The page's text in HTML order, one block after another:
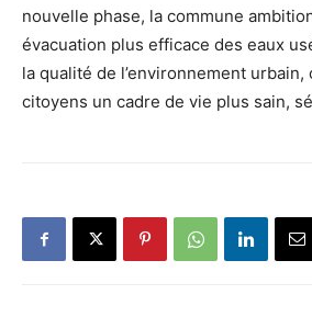
nouvelle phase, la commune
évacuation plus efficace des eaux
la qualité de l’environnement
citoyens un cadre de vie plus sain,